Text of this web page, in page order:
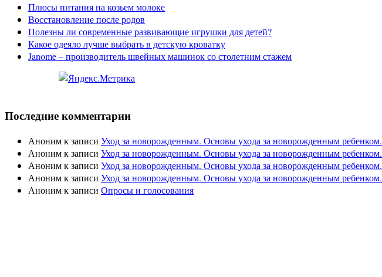
Плюсы питания на козьем молоке
Восстановление после родов
Полезны ли современные развивающие игрушки для детей?
Какое одеяло лучше выбрать в детскую кроватку
Janome – производитель швейных машинок со столетним стажем
Последние комментарии
Анонимк записи Уход за новорожденным. Основы ухода за новорожденным ребенком.
Анонимк записи Уход за новорожденным. Основы ухода за новорожденным ребенком.
Анонимк записи Уход за новорожденным. Основы ухода за новорожденным ребенком.
Анонимк записи Уход за новорожденным. Основы ухода за новорожденным ребенком.
Анонимк записи Опросы и голосования